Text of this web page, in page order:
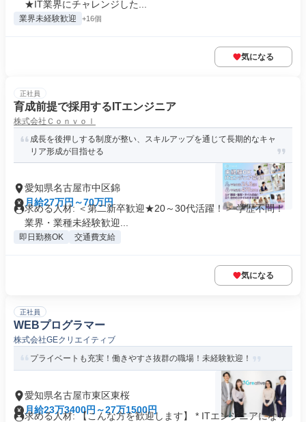
★IT業界にチャレンジした...
業界未経験歓迎 +16個
気になる
正社員
育成前提で採用するITエンジニア
株式会社Ｃｏｎｖｏｌ
成長を後押しする制度が整い、スキルアップを通じて長期的なキャ
リア形成が目指せる
愛知県名古屋市中区錦
月給27万円～70万円
求める人材: ＜第二新卒歓迎★20～30代活躍！＞ 学歴不問！
業界・業種未経験歓迎...
即日勤務OK 交通費支給
気になる
正社員
WEBプログラマー
株式会社GEクリエイティブ
プライベートも充実！働きやすさ抜群の職場！未経験歓迎！
愛知県名古屋市東区東桜
月給23万3400円～27万1500円
求める人材: 【こんな方を歓迎します】 * ITエンジニアになり